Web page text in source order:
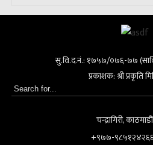
सु.वि.द.नं.: १७५७/०७६-७७
प्रकाशक: श्री प्रकृति
चन्द्रागिरी,
+९७७-